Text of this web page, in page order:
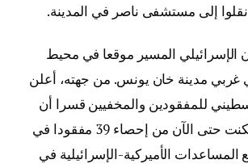
إلى مستشفى ناصر في المدينة.
الإسرائيلي المسير موقعا في محيط
غربي مدينة خان يونس. من جهته، أعلن
للمفقودين والمخفيين قسرا أن
طواقم المركز تمكنت حتى الآن من إحصاء 39 مفقودا في
الأميركية-الإسرائيلية في